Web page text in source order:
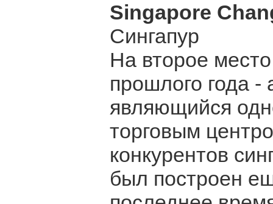
Singapore
Сингапур
На второе
прошлого года -
являющийся
торговым
конкурентов
был построен